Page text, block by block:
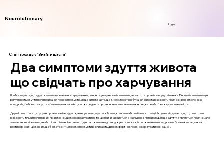
Neurolutionary
Login
Статті розділу "Знайти щастя"
Два симптоми здуття живота
що свідчать про харчування
Щоб зрозуміти, що здуття живота пов’язане з харчуванням, зверніть увагу на такі симптоми, як частота проявів та супутні ознаки. Перший симптом – це
регулярність здуття після вживання певних продуктів. Якщо ви помічаєте, що дискомфорт і набухання живота виникають після вживання молочних
продуктів, бобових, капусти або газованих напоїв, це може свідчити про непереносимість певних інгредієнтів або їх важку засвоюваність.
Другий симптом – це супутні прояви, такі як здуття, яке супроводжується болем, коліками або змінами в стільці. Якщо ви відчуваєте, що ці симптоми
виникають тільки після певних прийомів їжі, це може вказувати на те, що причина криється в харчуванні. Наприклад, якщо здуття з’являється після їжі, але
зникає через кілька годин або після фізичної активності, це також може підтверджувати зв'язок із споживаними продуктами. У таких випадках варто
вести харчовий щоденник, щоб відстежити, які саме продукти викликають дискомфорт, і відповідно коригувати свій раціон.